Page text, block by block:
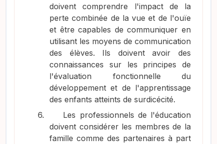
doivent comprendre l'impact de la
perte combinée de la vue et de l'ouïe
et être capables de communiquer en
utilisant les moyens de communication
des élèves. Ils doivent avoir des
connaissances sur les principes de
l'évaluation fonctionnelle du
développement et de l'apprentissage
des enfants atteints de surdicécité.
6.
Les professionnels de l'éducation
doivent considérer les membres de la
famille comme des partenaires à part